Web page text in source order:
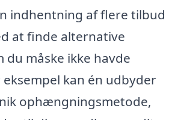
indhentning af flere tilbud
at finde alternative
du måske ikke havde
kan én udbyder
ophængningsmetode,